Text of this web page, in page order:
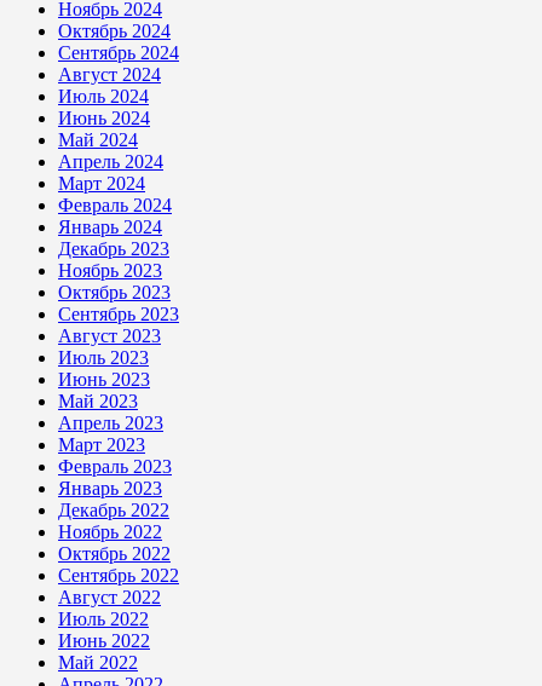
Ноябрь 2024
Октябрь 2024
Сентябрь 2024
Август 2024
Июль 2024
Июнь 2024
Май 2024
Апрель 2024
Март 2024
Февраль 2024
Январь 2024
Декабрь 2023
Ноябрь 2023
Октябрь 2023
Сентябрь 2023
Август 2023
Июль 2023
Июнь 2023
Май 2023
Апрель 2023
Март 2023
Февраль 2023
Январь 2023
Декабрь 2022
Ноябрь 2022
Октябрь 2022
Сентябрь 2022
Август 2022
Июль 2022
Июнь 2022
Май 2022